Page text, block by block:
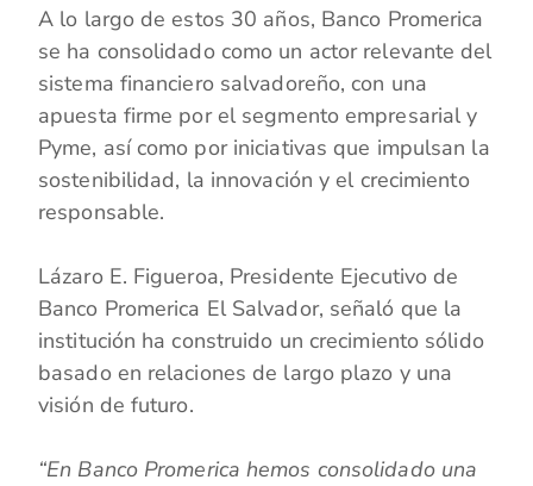
A lo largo de estos 30 años, Banco Promerica
se ha consolidado como un actor relevante del
sistema financiero salvadoreño, con una
apuesta firme por el segmento empresarial y
Pyme, así como por iniciativas que impulsan la
sostenibilidad, la innovación y el crecimiento
responsable.
Lázaro E. Figueroa, Presidente Ejecutivo de
Banco Promerica El Salvador, señaló que la
institución ha construido un crecimiento sólido
basado en relaciones de largo plazo y una
visión de futuro.
“En Banco Promerica hemos consolidado una